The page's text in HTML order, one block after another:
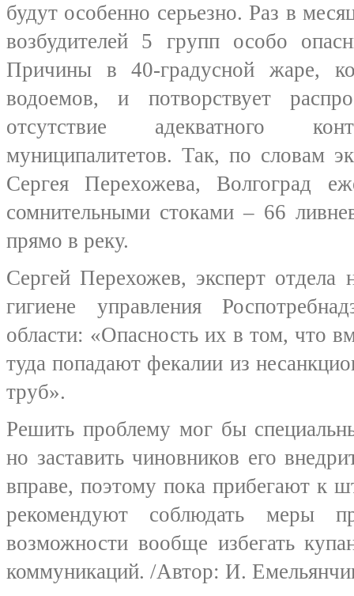
будут особенно серьезно. Раз в
возбудителей 5 групп особо
Причины в 40-градусной жаре,
водоемов, и потворствует
отсутствие адекватного
муниципалитетов. Так, по словам
Сергея Перехожева, Волгоград
сомнительными стоками – 66
прямо в реку.
Сергей Перехожев, эксперт отдела
гигиене управления
области: «Опасность их в том, что
туда попадают фекалии из
труб».
Решить проблему мог бы
но заставить чиновников его
вправе, поэтому пока прибегают
рекомендуют соблюдать меры
возможности вообще избегать
коммуникаций. /Автор: И.